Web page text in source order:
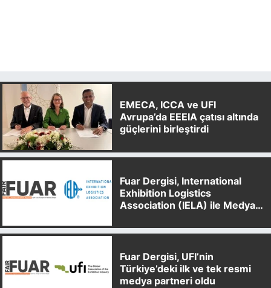
EMECA, ICCA ve UFI
Avrupa’da EEEIA çatısı altında
güçlerini birleştirdi
Fuar Dergisi, International
Exhibition Logistics
Association (IELA) ile Medya
Fuar Dergisi, UFI’nin
Türkiye’deki ilk ve tek resmi
medya partneri oldu